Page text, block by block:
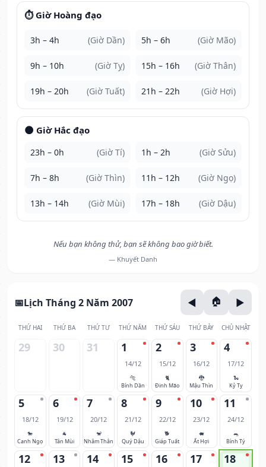
⏱️ Giờ Hoàng đạo
3h – 4h (Giờ Dần) 5h – 6h (Giờ Mão)
9h – 10h (Giờ Tỵ) 15h – 16h (Giờ Thân)
19h – 20h (Giờ Tuất) 21h – 22h (Giờ Hợi)
🌑 Giờ Hắc đạo
23h – 0h (Giờ Tí) 1h – 2h (Giờ Sửu)
7h – 8h (Giờ Thìn) 11h – 12h (Giờ Ngọ)
13h – 14h (Giờ Mùi) 17h – 18h (Giờ Dậu)
Nếu bạn không thử, bạn sẽ không bao giờ biết.
— Khuyết Danh
Lịch Tháng 2 Năm 2007
THỨ HAI THỨ BA THỨ TƯ THỨ NĂM THỨ SÁU THỨ BẢY CHỦ NHẬT
29 30 31 1
14/12
🐅
Bính Dần
2
15/12
🐈
Đinh Mão
3
16/12
🐉
Mậu Thìn
4
17/12
🐍
Kỷ Tỵ
5
18/12
🐎
Canh Ngọ
6
19/12
🐐
Tân Mùi
7
20/12
🐒
Nhâm Thân
8
21/12
🐓
Quý Dậu
9
22/12
🐕
Giáp Tuất
10
23/12
🐖
Ất Hợi
11
24/12
🐀
Bính Tý
12 13 14 15 16 17 18